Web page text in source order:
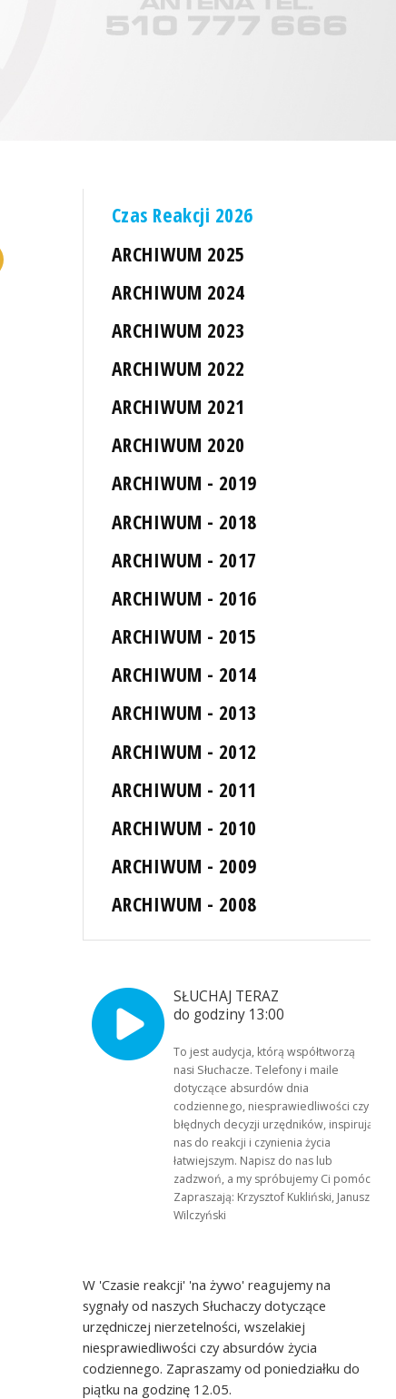
Czas Reakcji 2026
ARCHIWUM 2025
ARCHIWUM 2024
ARCHIWUM 2023
ARCHIWUM 2022
ARCHIWUM 2021
ARCHIWUM 2020
ARCHIWUM - 2019
ARCHIWUM - 2018
ARCHIWUM - 2017
ARCHIWUM - 2016
ARCHIWUM - 2015
ARCHIWUM - 2014
ARCHIWUM - 2013
ARCHIWUM - 2012
ARCHIWUM - 2011
ARCHIWUM - 2010
ARCHIWUM - 2009
ARCHIWUM - 2008
SŁUCHAJ TERAZ
do godziny 13:00
To jest audycja, którą współtworzą
nasi Słuchacze. Telefony i maile
dotyczące absurdów dnia
codziennego, niesprawiedliwości czy
błędnych decyzji urzędników, inspirują
nas do reakcji i czynienia życia
łatwiejszym. Napisz do nas lub
zadzwoń, a my spróbujemy Ci pomóc.
Zapraszają: Krzysztof Kukliński, Janusz
Wilczyński
W 'Czasie reakcji' 'na żywo' reagujemy na
sygnały od naszych Słuchaczy dotyczące
urzędniczej nierzetelności, wszelakiej
niesprawiedliwości czy absurdów życia
codziennego. Zapraszamy od poniedziałku do
piątku na godzinę 12.05.